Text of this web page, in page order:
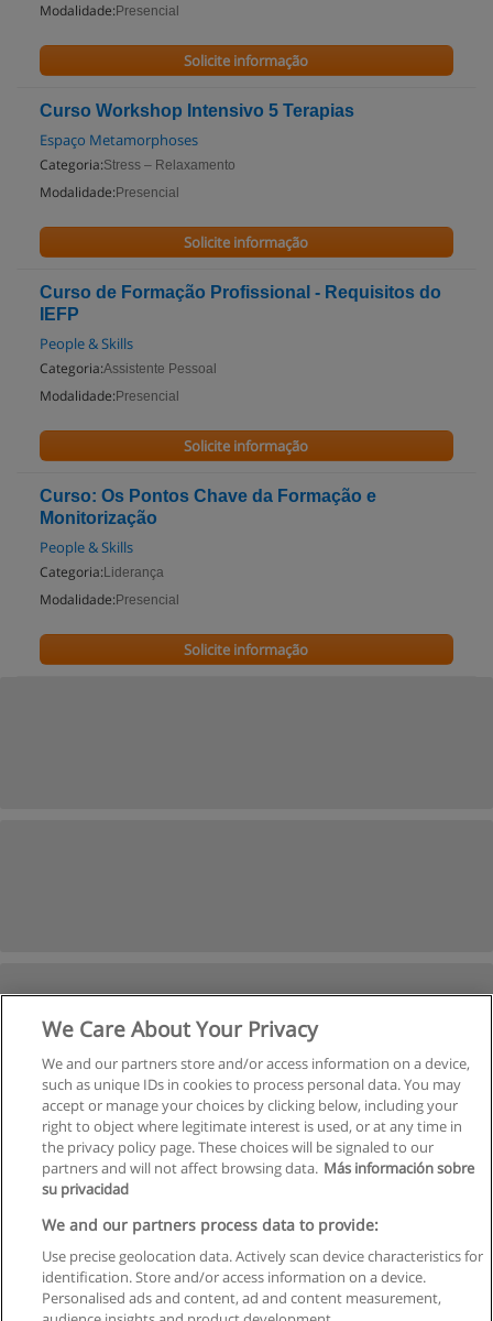
Modalidade: Presencial
Solicite informação
Curso Workshop Intensivo 5 Terapias
Espaço Metamorphoses
Categoria:Stress – Relaxamento
Modalidade: Presencial
Solicite informação
Curso de Formação Profissional - Requisitos do
IEFP
People & Skills
Categoria:Assistente Pessoal
Modalidade: Presencial
Solicite informação
Curso: Os Pontos Chave da Formação e
Monitorização
People & Skills
Categoria: Liderança
Modalidade: Presencial
Solicite informação
Próxima
de
Regras de uso
We Care About Your Privacy
We and our partners store and/or access information on a device,
such as unique IDs in cookies to process personal data. You may
accept or manage your choices by clicking below, including your
right to object where legitimate interest is used, or at any time in
the privacy policy page. These choices will be signaled to our
partners and will not affect browsing data. Más información sobre
su privacidad
We and our partners process data to provide:
Use precise geolocation data. Actively scan device characteristics for
identification. Store and/or access information on a device.
Personalised ads and content, ad and content measurement,